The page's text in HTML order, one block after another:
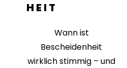
HEIT
Wann ist
Bescheidenheit
wirklich stimmig – und